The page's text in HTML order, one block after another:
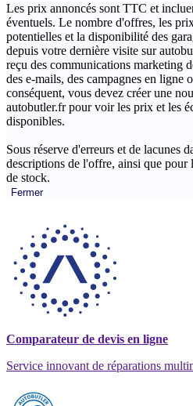
Les prix annoncés sont TTC et
éventuels. Le nombre d'offres, les
potentielles et la disponibilité des
depuis votre dernière visite sur
reçu des communications marketing
des e-mails, des campagnes en ligne
conséquent, vous devez créer une
autobutler.fr pour voir les prix et les
disponibles.
Sous réserve d'erreurs et de lacunes
descriptions de l'offre, ainsi que pour
de stock.
Fermer
Comparateur de devis en ligne
Service innovant de réparations